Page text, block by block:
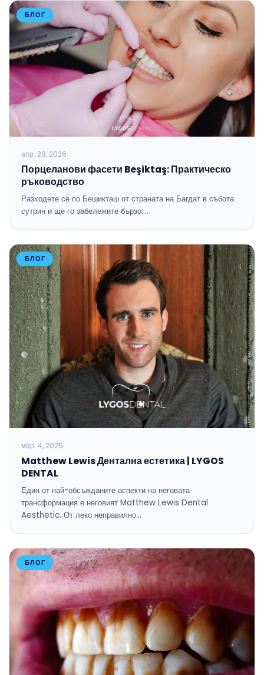
БЛОГ
апр. 28, 2026
Порцеланови фасети Beşiktaş: Практическо
ръководство
Разходете се по Бешикташ от страната на Багдат в събота
сутрин и ще го забележите бързо:…
БЛОГ
мар. 4, 2025
Matthew Lewis Дентална естетика | LYGOS
DENTAL
Един от най-обсъжданите аспекти на неговата
трансформация е неговият Matthew Lewis Dental
Aesthetic. От леко неправилно…
БЛОГ